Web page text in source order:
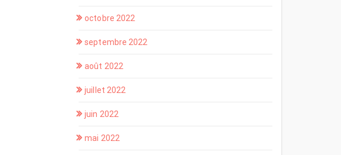
octobre 2022
septembre 2022
août 2022
juillet 2022
juin 2022
mai 2022